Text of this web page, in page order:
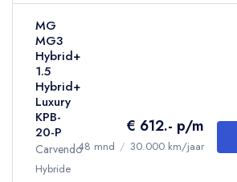
MG
MG3
Hybrid+
1.5
Hybrid+
Luxury
KPB-
20-P
Carvendo
Hybride
€ 612.- p/m
48 mnd / 30.000 km/jaar